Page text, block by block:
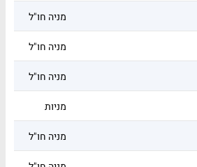
מניה חו"ל
מניה חו"ל
מניה חו"ל
מניות
מניה חו"ל